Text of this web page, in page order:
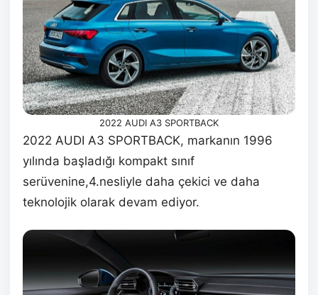
2022 AUDI A3 SPORTBACK
2022 AUDI A3 SPORTBACK, markanın 1996
yılında başladığı kompakt sınıf
serüvenine,4.nesliyle daha çekici ve daha
teknolojik olarak devam ediyor.